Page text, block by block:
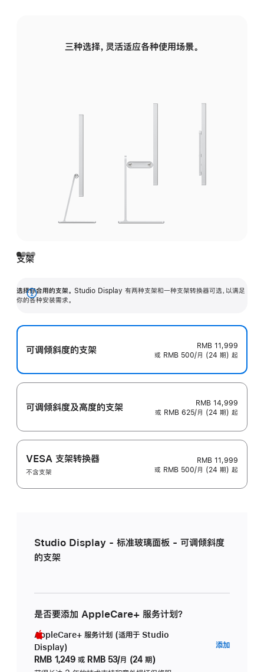
三种选择，灵活适应各种使用场景。
支架
选择你合用的支架。 Studio Display 有两种支架和一种支架转换器可选，以满足
你的各种安装需求。
展
可调倾斜度的支架
RMB 11,999
或 RMB 500/月 (24 期) 起
可调倾斜度及高‍度的支‍架
RMB 14,999
或 RMB 625/月 (24 期) 起
VESA 支架转换器
不含支架
RMB 11,999
或 RMB 500/月 (24 期) 起
Studio Display - 标准玻璃面板 - 可调倾斜度
的支架
是否要添加 AppleCare+ 服务计划？
AppleCare+ 服务计划 (适用于 Studio
Display)
RMB 1,249 或 RMB 53/月 (24 期)
添加